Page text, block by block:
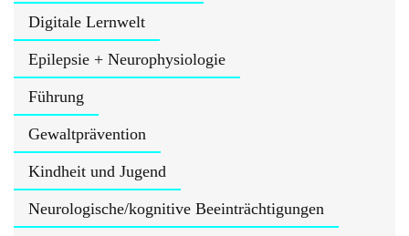
Digitale Lernwelt
Epilepsie + Neurophysiologie
Führung
Gewaltprävention
Kindheit und Jugend
Neurologische/kognitive Beeinträchtigungen